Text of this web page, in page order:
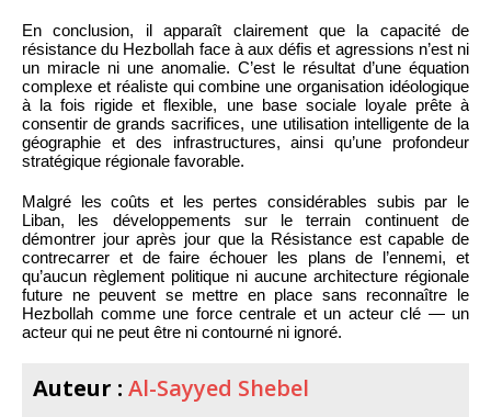
En conclusion, il apparaît clairement que la capacité de
résistance du Hezbollah face à aux défis et agressions n’est ni
un miracle ni une anomalie. C’est le résultat d’une équation
complexe et réaliste qui combine une organisation idéologique
à la fois rigide et flexible, une base sociale loyale prête à
consentir de grands sacrifices, une utilisation intelligente de la
géographie et des infrastructures, ainsi qu’une profondeur
stratégique régionale favorable.
Malgré les coûts et les pertes considérables subis par le
Liban, les développements sur le terrain continuent de
démontrer jour après jour que la Résistance est capable de
contrecarrer et de faire échouer les plans de l’ennemi, et
qu’aucun règlement politique ni aucune architecture régionale
future ne peuvent se mettre en place sans reconnaître le
Hezbollah comme une force centrale et un acteur clé — un
acteur qui ne peut être ni contourné ni ignoré.
Auteur : Al-Sayyed Shebel